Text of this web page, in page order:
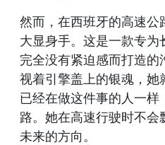
然而，在西班牙的高速
大显身手。这是一款专为
完全没有紧迫感而打造
视着引擎盖上的银魂，她
已经在做这件事的人一样
路。她在高速行驶时不
未来的方向。